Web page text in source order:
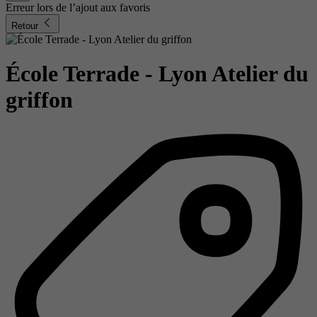
Erreur lors de l’ajout aux favoris
Retour
École Terrade - Lyon Atelier du
griffon